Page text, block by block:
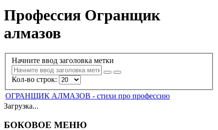
Профессия Огранщик
алмазов
Начните ввод заголовка метки
Кол-во строк:
ОГРАНЩИК АЛМАЗОВ - стихи про профессию
Загрузка...
БОКОВОЕ МЕНЮ